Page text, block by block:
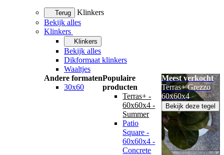
Terug
Klinkers
Bekijk alles
Klinkers
Klinkers
Bekijk alles
Dikformaat klinkers
Waaltjes
Andere formaten
30x60
Populaire
producten
Terras+ -
60x60x4 -
Summer
Patio
Square -
60x60x4 -
Concrete
Meest verkocht
Terras+ Grezzo
60x60x4
Bekijk deze tegel